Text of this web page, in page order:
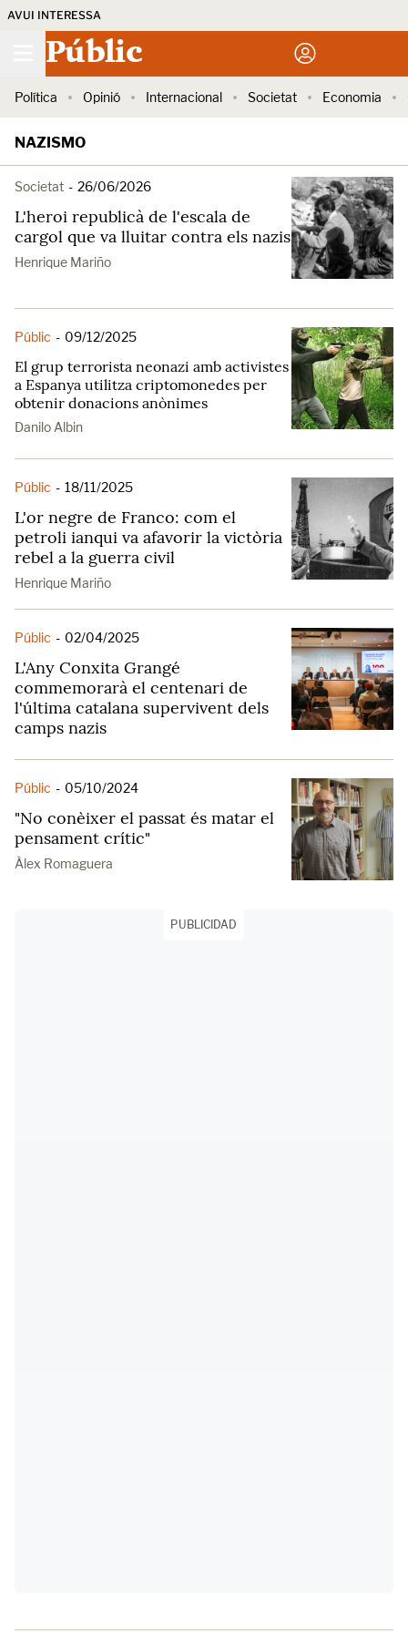
AVUI INTERESSA
Públic
Política Opinió Internacional Societat Economia
NAZISMO
Societat - 26/06/2026
L'heroi republicà de l'escala de
cargol que va lluitar contra els nazis
Henrique Mariño
Públic - 09/12/2025
El grup terrorista neonazi amb activistes
a Espanya utilitza criptomonedes per
obtenir donacions anònimes
Danilo Albin
Públic - 18/11/2025
L'or negre de Franco: com el
petroli ianqui va afavorir la victòria
rebel a la guerra civil
Henrique Mariño
Públic - 02/04/2025
L'Any Conxita Grangé
commemorarà el centenari de
l'última catalana supervivent dels
camps nazis
Públic - 05/10/2024
"No conèixer el passat és matar el
pensament crític"
Àlex Romaguera
PUBLICIDAD